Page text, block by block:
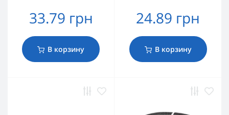
33.79 грн
В корзину
24.89 грн
В корзину